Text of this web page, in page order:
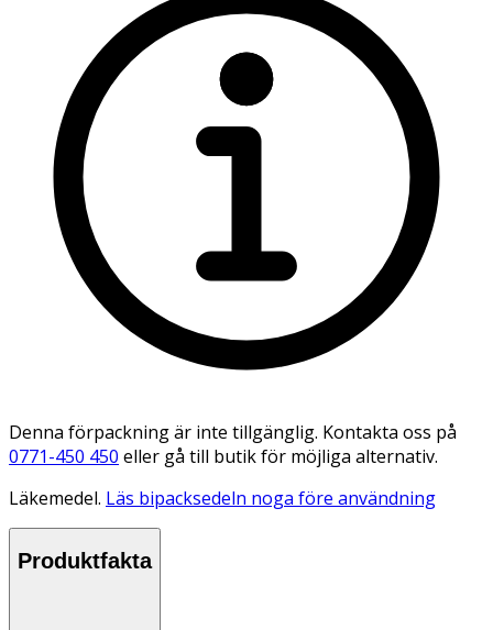
Denna förpackning är inte tillgänglig. Kontakta oss på
0771-450 450 eller gå till butik för möjliga alternativ.
Läkemedel. Läs bipacksedeln noga före användning
Produktfakta